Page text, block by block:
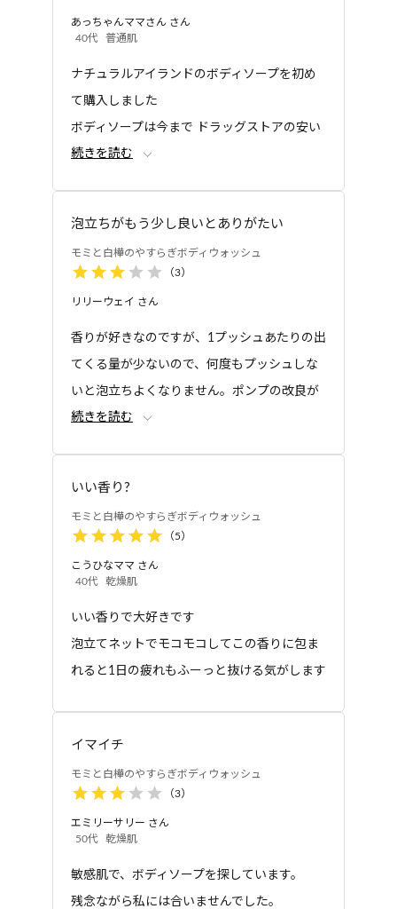
す。さらに保湿成分も配合しているため、つっぱ
ます。
モミと白樺のやすらぎ
トリートメント
ボディウォッシュ
ボディウォッシュ
ボディウォッシュ 詰め
替え用
トライアルセット
あっちゃんママさん さん
40代
普通肌
ナチュラルアイランドのボディソープを初め
て購入しました
ボディソープは今まで ドラッグストアの安い
ボディソープを購入していたんだけど 香りが
続きを読む
泡立ちがもう少し良いとありがたい
モミと白樺のやすらぎボディウォッシュ
（3）
リリーウェイ さん
香りが好きなのですが、1プッシュあたりの出
てくる量が少ないので、何度もプッシュしな
いと泡立ちよくなりません。ポンプの改良が
必要なのか、少量でも泡立ちが良くなる改良
続きを読む
いい香り?
モミと白樺のやすらぎボディウォッシュ
（5）
こうひなママ さん
40代
乾燥肌
いい香りで大好きです
泡立てネットでモコモコしてこの香りに包ま
れると1日の疲れもふーっと抜ける気がします
イマイチ
モミと白樺のやすらぎボディウォッシュ
（3）
エミリーサリー さん
50代
乾燥肌
敏感肌で、ボディソープを探しています。
残念ながら私には合いませんでした。